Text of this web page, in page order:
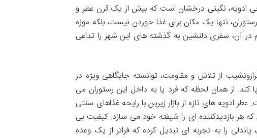
ادویه، نگینی درخشان است که بیش از یک قرن عطر و
تنها یک مکان برای غذا خوردن نیست، بلکه موزه
در آن، سفری دلنشین به گذشته های این شهر را تداعی
از تلاش و مقاومت، توانسته جایگاهی ویژه در
از همان لحظه که فرد پا به داخل این رستوران می
ادویه های تازه از بازار زیرین با رایحه غذاهای سنتی
هر بازدیدکننده ای را شیفته خود می سازد. کیفیت بی
را به تجربه ای تبدیل کرده که فراتر از یک وعده